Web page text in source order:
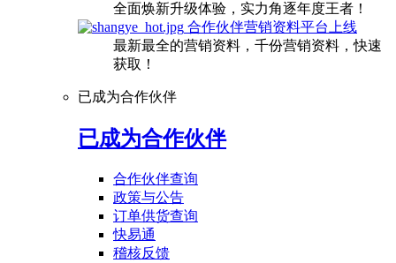
全面焕新升级体验，实力角逐年度王者！
合作伙伴营销资料平台上线
最新最全的营销资料，千份营销资料，快速
获取！
已成为合作伙伴
已成为合作伙伴
合作伙伴查询
政策与公告
订单供货查询
快易通
稽核反馈